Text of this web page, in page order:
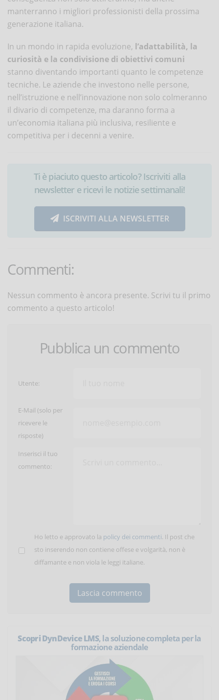
manterranno i migliori professionisti della prossima
generazione italiana.
In un mondo in rapida evoluzione, l’adattabilità, la
curiosità e la condivisione di obiettivi comuni
stanno diventando importanti quanto le competenze
tecniche. Le aziende che investono nelle persone,
nell’istruzione e nell’innovazione non solo colmeranno
il divario di competenze, ma daranno forma a
un’economia italiana più inclusiva, resiliente e
competitiva per i decenni a venire.
Ti è piaciuto questo articolo? Iscriviti alla
newsletter e ricevi le notizie settimanali!
ISCRIVITI ALLA NEWSLETTER
Commenti:
Nessun commento è ancora presente. Scrivi tu il primo
commento a questo articolo!
Pubblica un commento
Utente:
E-Mail (solo per
ricevere le
risposte)
Inserisci il tuo
commento:
Ho letto e approvato la policy dei commenti. Il post che
sto inserendo non contiene offese e volgarità, non è
diffamante e non viola le leggi italiane.
Scopri DynDevice LMS, la soluzione completa per la
formazione aziendale